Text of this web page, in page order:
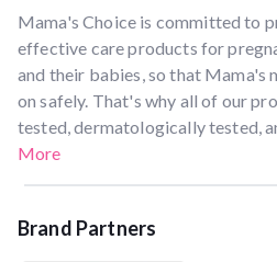
Mama's Choice is committed to
effective care products for
and their babies, so that Mama's
on safely. That's why all of our
tested, dermatologically tested,
More
Brand Partners